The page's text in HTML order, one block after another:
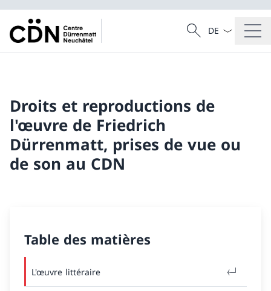
Recherche
Recherche
La langue
Droits et reproductions de
l'œuvre de Friedrich
Dürrenmatt, prises de vue ou
de son au CDN
Table des matières
L'œuvre littéraire